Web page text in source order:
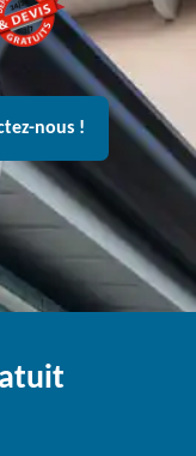
nous !